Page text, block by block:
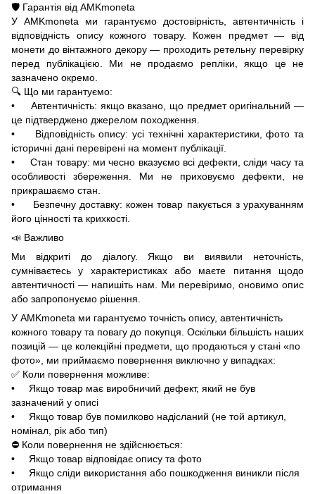
🛡️ Гарантія від AMKmoneta
У AMKmoneta ми гарантуємо достовірність, автентичність і
відповідність опису кожного товару. Кожен предмет — від
монети до вінтажного декору — проходить ретельну перевірку
перед публікацією. Ми не продаємо репліки, якщо це не
зазначено окремо.
🔍 Що ми гарантуємо:
• Автентичність: якщо вказано, що предмет оригінальний —
це підтверджено джерелом походження.
• Відповідність опису: усі технічні характеристики, фото та
історичні дані перевірені на момент публікації.
• Стан товару: ми чесно вказуємо всі дефекти, сліди часу та
особливості збереження. Ми не приховуємо дефекти, не
прикрашаємо стан.
• Безпечну доставку: кожен товар пакується з урахуванням
його цінності та крихкості.
📣 Важливо
Ми відкриті до діалогу. Якщо ви виявили неточність,
сумніваєтесь у характеристиках або маєте питання щодо
автентичності — напишіть нам. Ми перевіримо, оновимо опис
або запропонуємо рішення.
У AMKmoneta ми гарантуємо точність опису, автентичність
кожного товару та повагу до покупця. Оскільки більшість наших
позицій — це колекційні предмети, що продаються у стані «по
фото», ми приймаємо повернення виключно у випадках:
✅ Коли повернення можливе:
• Якщо товар має виробничий дефект, який не був
зазначений у описі
• Якщо товар був помилково надісланий (не той артикул,
номінал, рік або тип)
⛔ Коли повернення не здійснюється:
• Якщо товар відповідає опису та фото
• Якщо сліди використання або пошкодження виникли після
отримання